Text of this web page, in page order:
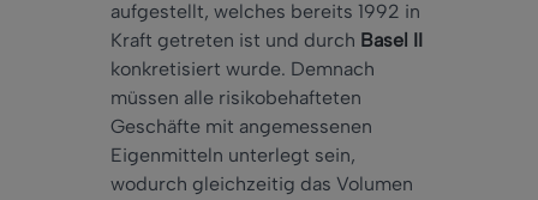
aufgestellt, welches bereits 1992 in
Kraft getreten ist und durch Basel II
konkretisiert wurde. Demnach
müssen alle risikobehafteten
Geschäfte mit angemessenen
Eigenmitteln unterlegt sein,
wodurch gleichzeitig das Volumen